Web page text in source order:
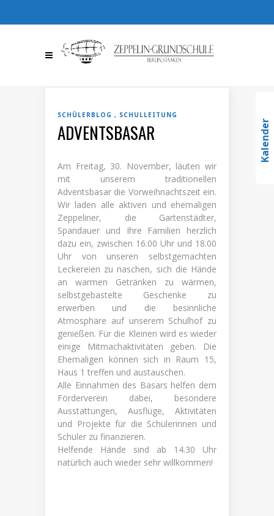
367095123
info@zeppelin-
gs.de
SCHÜLERBLOG SCHULLEITUNG
ADVENTSBASAR
Am Freitag, 30. November, läuten wir
mit unserem traditionellen
Adventsbasar die Vorweihnachtszeit ein.
Wir laden alle aktiven und ehemaligen
Zeppeliner, die Gartenstädter,
Spandauer und Ihre Familien herzlich
dazu ein, zwischen 16.00 Uhr und 18.00
Uhr von unseren selbstgemachten
Leckereien zu naschen, sich die Hände
an warmen Getränken zu wärmen,
selbstgebastelte Geschenke zu
erwerben und die besinnliche
Atmosphäre auf unserem Schulhof zu
genießen. Für die Kleinen wird es wieder
einige Mitmachaktivitäten geben. Die
Ehemaligen können sich in Raum 15,
Haus 1 treffen und austauschen.
Alle Einnahmen des Basars helfen dem
Förderverein dabei, besondere
Ausstattungen, Ausflüge, Aktivitäten
und Projekte für die Schülerinnen und
Schüler zu finanzieren.
Helfende Hände sind ab 14.30 Uhr
natürlich auch wieder sehr willkommen!
Kalender